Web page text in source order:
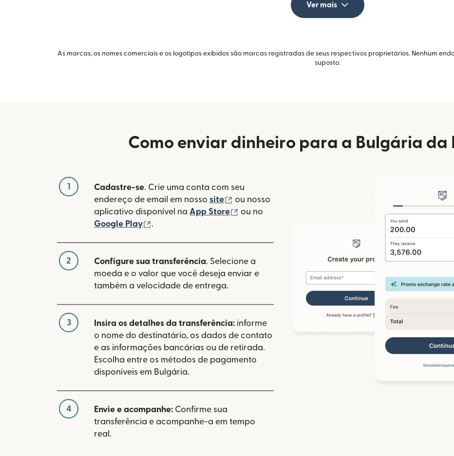
Ver mais
As marcas, os nomes comerciais e os logotipos exibidos são marcas registradas de seus respectivos proprietários. Nenhum
suposto.
Como enviar dinheiro para a Bulgária da
1 Cadastre-se. Crie uma conta com seu
endereço de email em nosso site (abre em uma nova janela)
ou nosso
aplicativo disponível na App Store (abre em uma nova janela)
ou no
Google Play
(abre em uma nova janela)
.
2 Configure sua transferência. Selecione a
moeda e o valor que você deseja enviar e
também a velocidade de entrega.
3 Insira os detalhes da transferência: informe
o nome do destinatário, os dados de contato
e as informações bancárias ou de retirada.
Escolha entre os métodos de pagamento
disponíveis em Bulgária.
4 Envie e acompanhe: Confirme sua
transferência e acompanhe-a em tempo
real.